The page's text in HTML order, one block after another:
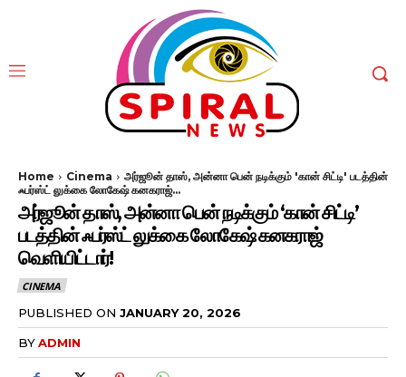
Home Cinema
அர்ஜூன் தாஸ், அன்னா பென் நடிக்கும் 'கான் சிட்டி' படத்தின்
ஃபர்ஸ்ட் லுக்கை லோகேஷ் கனகராஜ்...
அர்ஜூன் தாஸ், அன்னா பென் நடிக்கும் ‘கான் சிட்டி’
படத்தின் ஃபர்ஸ்ட் லுக்கை லோகேஷ் கனகராஜ்
வெளியிட்டார்!
CINEMA
PUBLISHED ON JANUARY 20, 2026
BYADMIN